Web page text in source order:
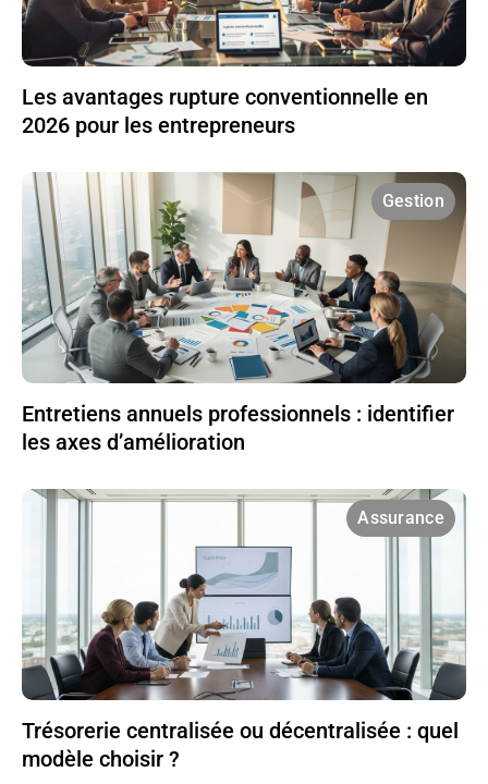
Les avantages rupture conventionnelle en
2026 pour les entrepreneurs
Gestion
Entretiens annuels professionnels : identifier
les axes d’amélioration
Assurance
Trésorerie centralisée ou décentralisée : quel
modèle choisir ?